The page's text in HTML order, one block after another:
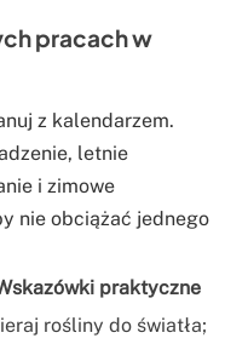
pracach w
z kalendarzem.
letnie
i zimowe
nie obciążać jednego
praktyczne
rośliny do światła;